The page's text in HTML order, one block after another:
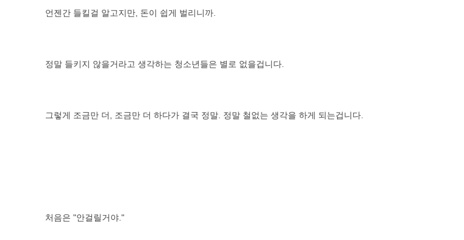
언젠간 들킬걸 알고지만, 돈이 쉽게 벌리니까.
정말 들키지 않을거라고 생각하는 청소년들은 별로 없을겁니다.
그렇게 조금만 더, 조금만 더 하다가 결국 정말. 정말 철없는 생각을 하게 되는겁니다.
처음은 "안걸릴거야."